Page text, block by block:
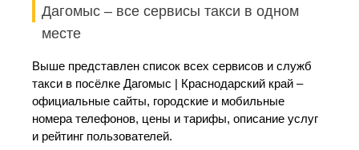
Дагомыс – все сервисы такси в одном
месте
Выше представлен список всех сервисов и служб
такси в посёлке Дагомыс | Краснодарский край –
официальные сайты, городские и мобильные
номера телефонов, цены и тарифы, описание услуг
и рейтинг пользователей.